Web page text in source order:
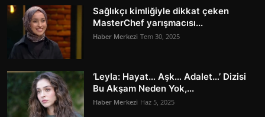
Sağlıkçı kimliğiyle dikkat çeken
MasterChef yarışmacısı...
Haber Merkezi Tem 30, 2025
‘Leyla: Hayat… Aşk… Adalet…’ Dizisi
Bu Akşam Neden Yok,...
Haber Merkezi Haz 5, 2025